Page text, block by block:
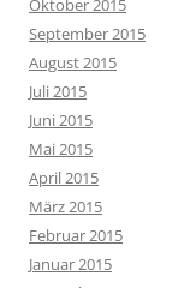
Oktober 2015
September 2015
August 2015
Juli 2015
Juni 2015
Mai 2015
April 2015
März 2015
Februar 2015
Januar 2015